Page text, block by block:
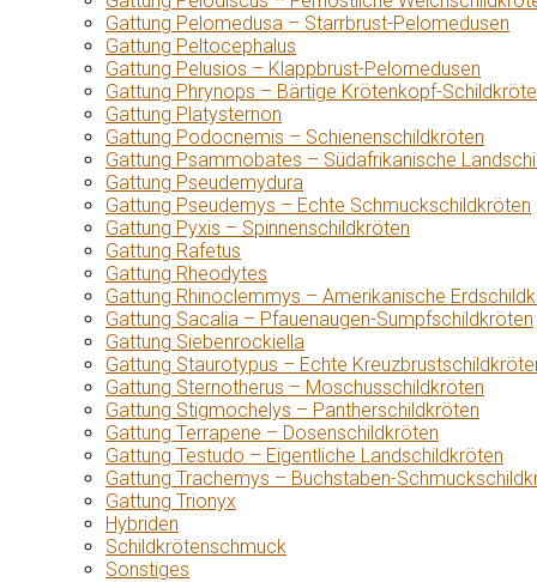
Gattung Pelomedusa – Starrbrust-Pelomedusen
Gattung Peltocephalus
Gattung Pelusios – Klappbrust-Pelomedusen
Gattung Phrynops – Bärtige Krötenkopf-
Gattung Platysternon
Gattung Podocnemis – Schienenschildkröten
Gattung Psammobates – Südafrikanische
Gattung Pseudemydura
Gattung Pseudemys – Echte Schmuckschildkröten
Gattung Pyxis – Spinnenschildkröten
Gattung Rafetus
Gattung Rheodytes
Gattung Rhinoclemmys – Amerikanische
Gattung Sacalia – Pfauenaugen-Sumpfschildkröten
Gattung Siebenrockiella
Gattung Staurotypus – Echte
Gattung Sternotherus – Moschusschildkröten
Gattung Stigmochelys – Pantherschildkröten
Gattung Terrapene – Dosenschildkröten
Gattung Testudo – Eigentliche Landschildkröten
Gattung Trachemys – Buchstaben-
Gattung Trionyx
Hybriden
Schildkrötenschmuck
Sonstiges